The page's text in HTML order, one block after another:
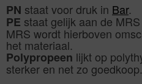
PN staat voor druk in Bar.
PE staat gelijk aan de
MRS wordt hierboven
het materiaal.
Polypropeen lijkt op
sterker en net zo goedkoop.